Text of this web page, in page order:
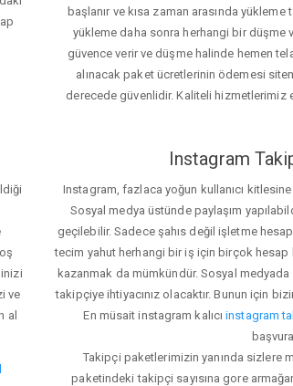
başlanır ve kısa zaman arasında
yükleme daha sonra herhangi bir düşme
güvence verir ve düşme halinde hemen
alınacak paket ücretlerinin ödemesi
derecede güvenlidir. Kaliteli hizmetlerimiz
ve
al
Instagram
Instagram, fazlaca yoğun kullanıcı
Sosyal medya üstünde paylaşım
geçilebilir. Sadece şahıs değil işletme
tecim yahut herhangi bir iş için birçok hesap
kazanmak da mümkündür. Sosyal
takipçiye ihtiyacınız olacaktır. Bunun için
En müsait instagram kalıcıinstagram
Takipçi paketlerimizin yanında sizlere
paketindeki takipçi sayısına gore